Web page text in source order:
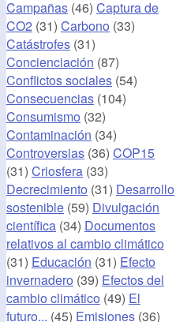
Campañas (46) Captura de
CO2 (31) Carbono (33)
Catástrofes (31)
Concienciación (87)
Conflictos sociales (54)
Consecuencias (104)
Consumismo (32)
Contaminación (34)
Controversias (36) COP15
(31) Criosfera (33)
Decrecimiento (31) Desarrollo
sostenible (59) Divulgación
científica (34) Documentos
relativos al cambio climático
(31) Educación (31) Efecto
invernadero (39) Efectos del
cambio climático (49) El
futuro... (45) Emisiones (36)